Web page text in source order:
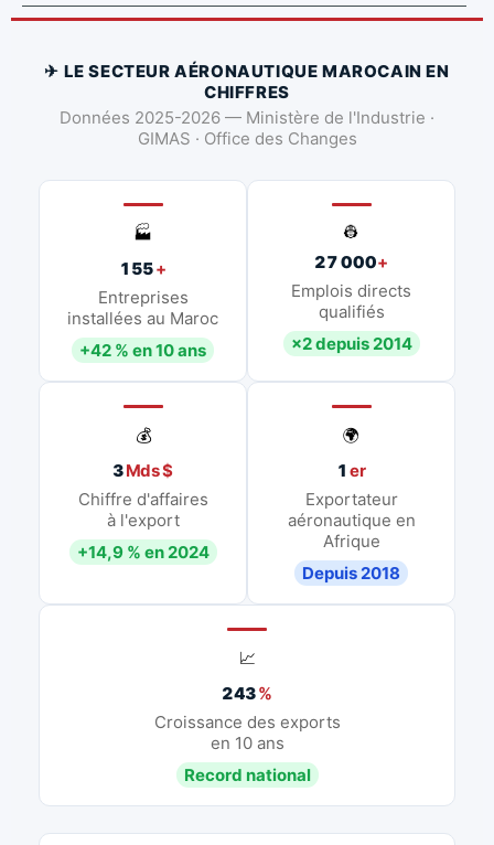
✈ LE SECTEUR AÉRONAUTIQUE MAROCAIN EN
CHIFFRES
Données 2025-2026 — Ministère de l'Industrie ·
GIMAS · Office des Changes
🏭
155+
Entreprises
installées au Maroc
+42 % en 10 ans
👷
27 000+
Emplois directs
qualifiés
×2 depuis 2014
💰
3Mds $
Chiffre d'affaires
à l'export
+14,9 % en 2024
🌍
1 er
Exportateur
aéronautique en
Afrique
Depuis 2018
📈
243%
Croissance des exports
en 10 ans
Record national